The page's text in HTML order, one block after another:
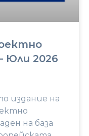
Юли 2026
издание на
на база